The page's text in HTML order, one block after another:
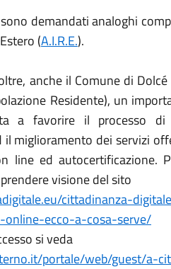
demandati analoghi
(A.I.R.E.).
anche il Comune di
Residente), un
a favorire il processo di
il miglioramento dei servizi
line ed
visione del sito
cittadinanza-
ecco-a-cosa-serve/
si veda
portale/web/guest/a-